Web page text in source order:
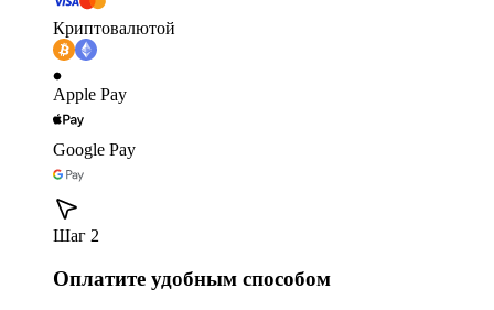
Криптовалютой
Apple Pay
Google Pay
Шаг 2
Оплатите удобным способом